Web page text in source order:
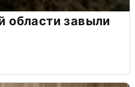
области завыли